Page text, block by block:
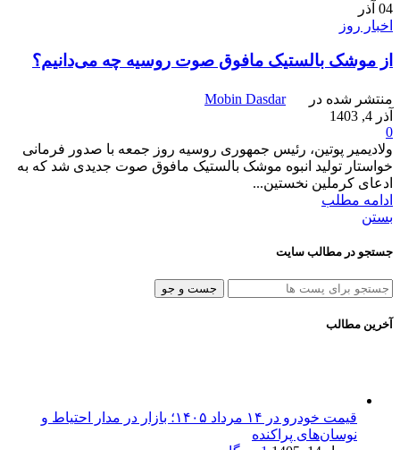
04 آذر
اخبار روز
از موشک بالستیک مافوق صوت روسیه چه می‌دانیم؟
منتشر شده در
Mobin Dasdar
آذر 4, 1403
0
ولادیمیر پوتین، رئیس جمهوری روسیه روز جمعه با صدور فرمانی
خواستار تولید انبوه موشک بالستیک مافوق صوت جدیدی شد که به
ادعای کرملین نخستین...
ادامه مطلب
بستن
جستجو در مطالب سایت
جست و جو
آخرین مطالب
قیمت خودرو در ۱۴ مرداد ۱۴۰۵؛ بازار در مدار احتیاط و
نوسان‌های پراکنده